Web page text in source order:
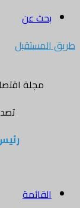
بحث عن
طريق المستقبل
مجلة
القائمة